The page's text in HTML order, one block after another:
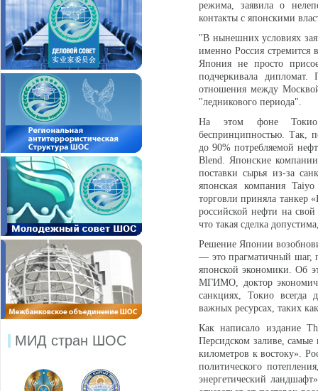
МИД стран ШОС
режима, заявила о
контакты с японскими
"В нынешних условиях
именно Россия стремится
Япония не просто
подчеркивала
отношения между
"ледникового периода".
На этом фоне Токио
беспринципностью. Так,
до 90% потребляемой
Blend. Японские
поставки сырья из-за
японская компания
торговли приняла танкер
российской нефти на
что такая сделка
Решение Японии
— это прагматичный шаг,
японской экономики. Об
МГИМО, доктор
санкциях, Токио всегда
важных ресурсах, таких
Как написало издание
Персидском заливе, самые
километров к востоку».
политического
энергетический